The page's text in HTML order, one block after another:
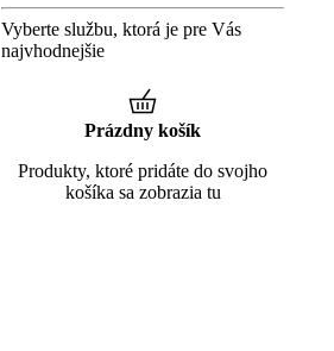
Vyberte službu, ktorá je pre Vás
najvhodnejšie
Prázdny košík
Produkty, ktoré pridáte do svojho
košíka sa zobrazia tu